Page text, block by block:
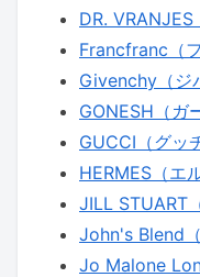
DR. VRANJES
Francfranc（
Givenchy（ジ
GONESH（ガ
GUCCI（グッ
HERMES（エ
JILL STUART
John's Blend
Jo Malone